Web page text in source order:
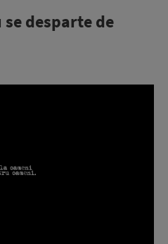
desparte de